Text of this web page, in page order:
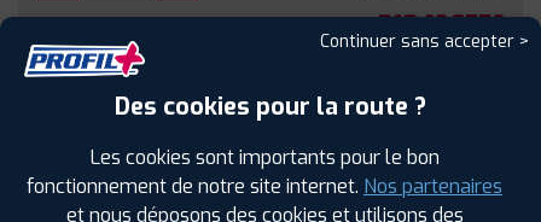
313.60€TTC
Continuer sans accepter >
Des cookies pour la route ?
Les cookies sont importants pour le bon
fonctionnement de notre site internet. Nos partenaires
et nous déposons des cookies et utilisons des